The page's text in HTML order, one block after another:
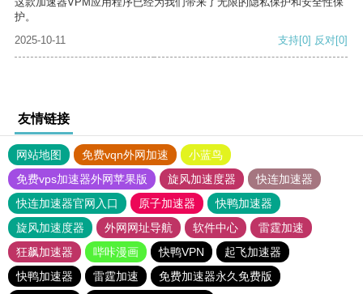
护。
2025-10-11
支持[0] 反对[0]
友情链接
网站地图 免费vqn外网加速
小蓝鸟
免费vps加速器外网苹果版
旋风加速度器
快连加速器
快连加速器官网入口
原子加速器
快鸭加速器
旋风加速度器
外网网址导航 软件中心
雷霆加速
狂飙加速器
哔咔漫画 快鸭VPN
起飞加速器
快鸭加速器
雷霆加速 免费加速器永久免费版